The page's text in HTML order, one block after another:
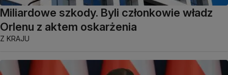
Miliardowe szkody. Byli członkowie władz
Orlenu z aktem oskarżenia
Z KRAJU